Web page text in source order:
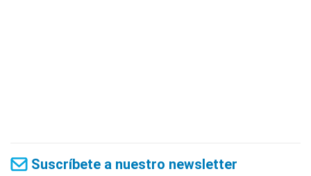
Suscríbete a nuestro newsletter